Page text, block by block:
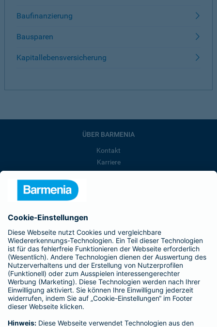
Baufinanzierung
Bausparen
Kapitallebensversicherung
ÜBER BARMENIA
Kontakt
Karriere
Barmenia ist Teil der BarmeniaGothaer
BELIEBTE SEITEN
Kranken-Zusatzversicherung
Tierversicherungen
Haftpflichtversicherung
Hausratversicherung